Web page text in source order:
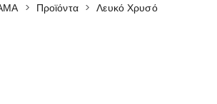
> Προϊόντα > Λευκό Χρυσό